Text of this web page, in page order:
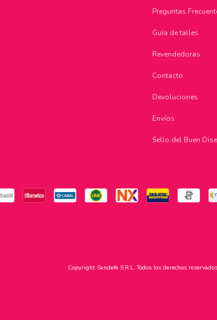
Preguntas
Guía de talles
Revendedoras
Contacto
Devoluciones
Envíos
Sello del Buen
Copyright Sandefe S.R.L. Todos los derechos